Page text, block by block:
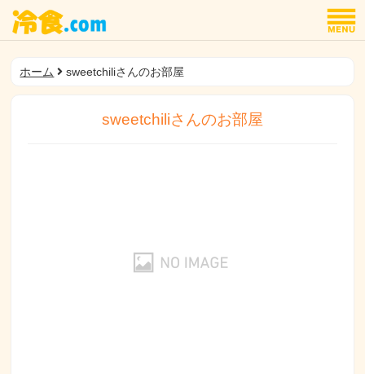
ホーム sweetchiliさんのお部屋
sweetchiliさんのお部屋